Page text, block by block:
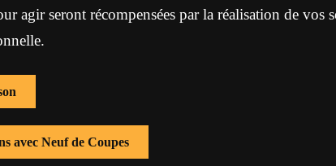
agir seront récompensées par la réalisation de vos
avec Neuf de Coupes